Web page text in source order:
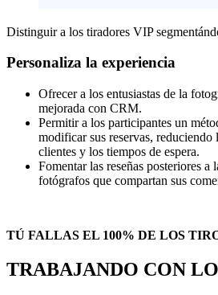
Distinguir a los tiradores VIP
Personaliza la experiencia
Ofrecer a los entusiastas de la
mejorada con CRM.
Permitir a los participantes un
modificar sus reservas, reduciendo
clientes y los tiempos de espera.
Fomentar las reseñas posteriores a
fotógrafos que compartan sus
TÚ FALLAS EL 100% DE LOS
TRABAJANDO CON